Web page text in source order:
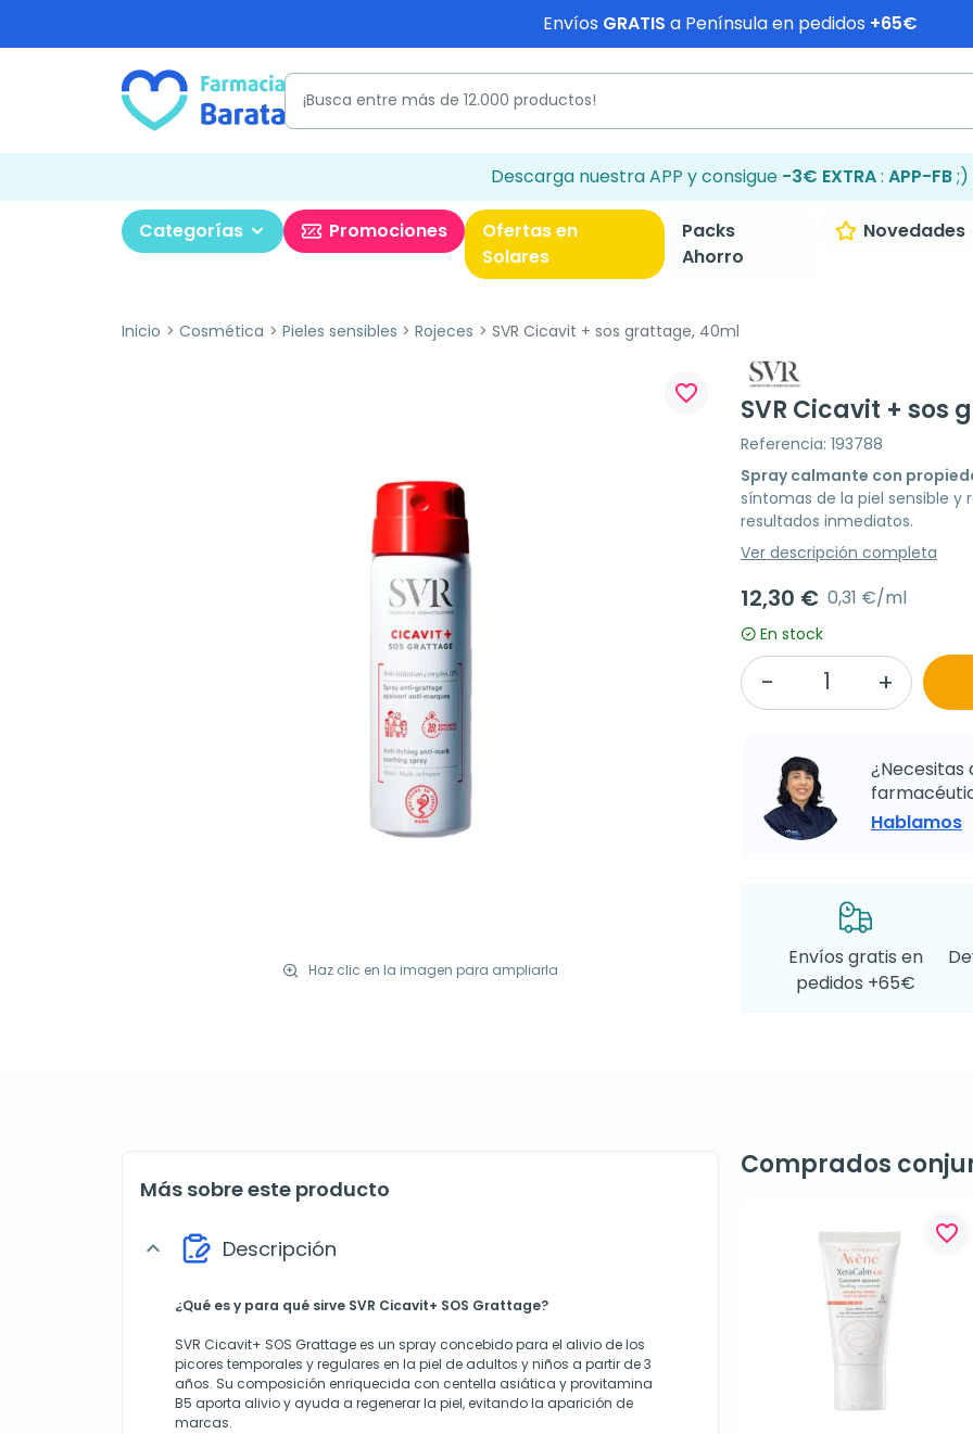
Envíos GRATIS a Península en pedidos +65€
Descarga nuestra APP y consigue -3€ EXTRA: APP-FB;)
Categorías Promociones
Ofertas en
Solares
Packs
Ahorro
Novedades
Inicio Cosmética Pieles sensibles Rojeces SVR Cicavit + sos grattage, 40ml
Haz clic en la imagen para ampliarla
favorite_border
SVR Cicavit + sos
Referencia: 193788
Spray calmante con
síntomas de la piel sensible
resultados inmediatos.
Ver descripción completa
12,30 € 0,31 €/ml
En stock
¿Necesitas
Hablamos
Envíos gratis en
pedidos +65€
Más sobre este producto
expand_more Descripción
¿Qué es y para qué sirve SVR Cicavit+ SOS Grattage?
SVR Cicavit+ SOS Grattage es un spray concebido para el alivio de los
picores temporales y regulares en la piel de adultos y niños a partir de 3
años. Su composición enriquecida con centella asiática y provitamina
B5 aporta alivio y ayuda a regenerar la piel, evitando la aparición de
marcas.
Comprados
favorite_border